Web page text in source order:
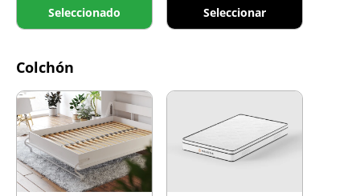
Seleccionado Seleccionar
Colchón